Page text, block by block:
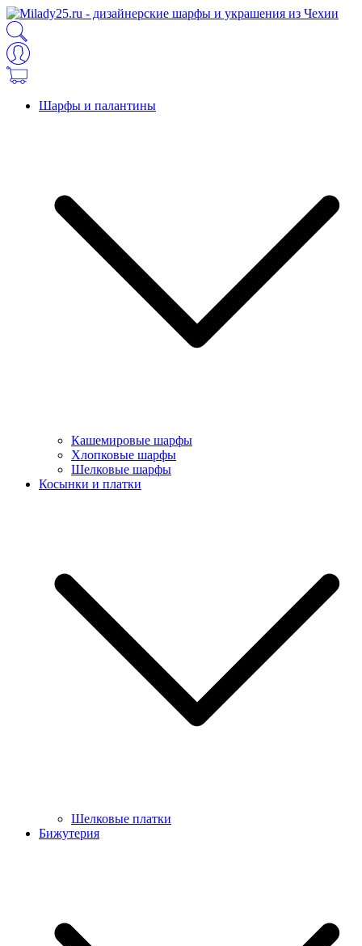
Шарфы и палантины
Кашемировые шарфы
Хлопковые шарфы
Шелковые шарфы
Косынки и платки
Шелковые платки
Бижутерия